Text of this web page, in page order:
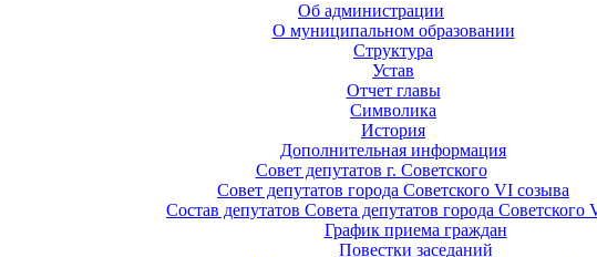
Об администрации
О муниципальном образовании
Структура
Устав
Отчет главы
Символика
История
Дополнительная информация
Совет депутатов г. Советского
Совет депутатов города Советского VI созыва
Состав депутатов Совета депутатов города Советского
График приема граждан
Повестки заседаний